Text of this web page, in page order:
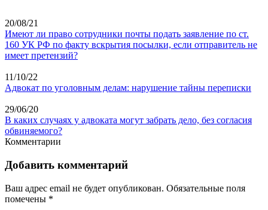
20/08/21
Имеют ли право сотрудники почты подать заявление по ст.
160 УК РФ по факту вскрытия посылки, если отправитель не
имеет претензий?
11/10/22
Адвокат по уголовным делам: нарушение тайны переписки
29/06/20
В каких случаях у адвоката могут забрать дело, без согласия
обвиняемого?
Комментарии
Добавить комментарий
Ваш адрес email не будет опубликован. Обязательные поля
помечены *